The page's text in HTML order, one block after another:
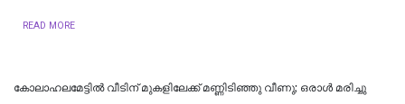
READ MORE
കോലാഹലമേട്ടിൽ വീടിന് മുകളിലേക്ക് മണ്ണിടിഞ്ഞു വീണു; ഒരാൾ മരിച്ചു